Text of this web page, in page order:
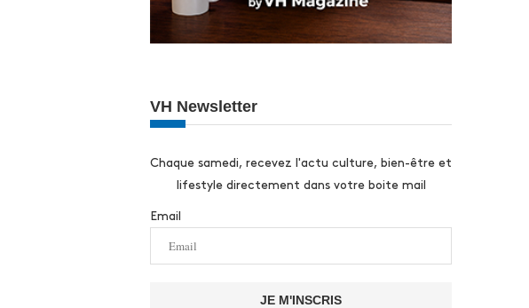
VH Newsletter
Chaque samedi, recevez l'actu culture, bien-être et
lifestyle directement dans votre boite mail
Email
JE M'INSCRIS